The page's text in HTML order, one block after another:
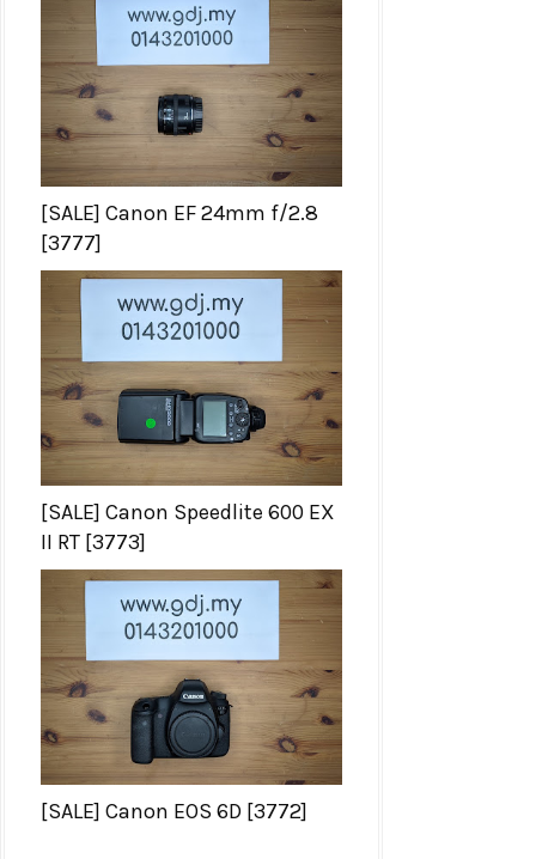
[SALE] Canon EF 24mm f/2.8
[3777]
[SALE] Canon Speedlite 600 EX
II RT [3773]
[SALE] Canon EOS 6D [3772]